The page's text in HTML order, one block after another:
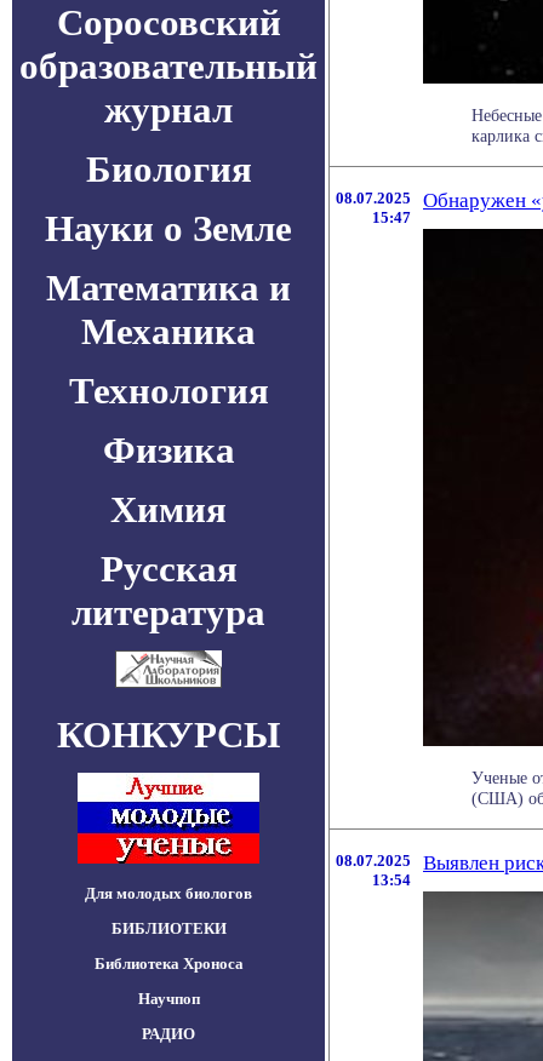
Соросовский
образовательный
журнал
Биология
Науки о Земле
Математика и
Механика
Технология
Физика
Химия
Русская
литература
КОНКУРСЫ
Для молодых биологов
БИБЛИОТЕКИ
Библиотека Хроноса
Научпоп
РАДИО
карлика
08.07.2025
15:47
Обнаружен
Ученые
(США)
08.07.2025
13:54
Выявлен